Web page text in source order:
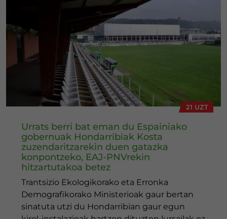
21 UZT
Urrats berri bat eman du Espainiako
gobernuak Hondarribiak Kosta
zuzendaritzarekin duen gatazka
konpontzeko, EAJ-PNVrekin
hitzartutakoa betez
Trantsizio Ekologikorako eta Erronka
Demografikorako Ministerioak gaur bertan
sinatuta utzi du Hondarribian gaur egun